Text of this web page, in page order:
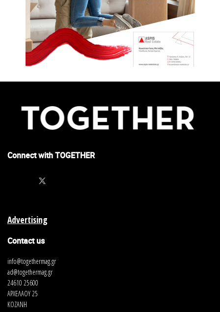
Connect with TOGETHER
Advertising
Contact us
info@togethermag.gr
ad@togethermag.gr
24610 25600
ΑΡΧΕΛΑΟΥ 25
ΚΟΖΑΝΗ